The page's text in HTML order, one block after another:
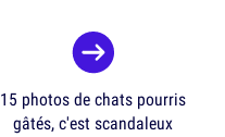
15 photos de chats pourris
gâtés, c'est scandaleux